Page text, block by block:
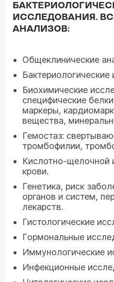
ИССЛЕДОВАНИЯ.
АНАЛИЗОВ:
Общеклинические
Бактериологические
Биохимические
специфические
маркеры,
вещества,
Гемостаз:
тромбофилии,
Кислотно-щелочной
крови.
Генетика, риск
органов и систем,
лекарств.
Гистологические
Гормональные
Иммунологические
Инфекционные